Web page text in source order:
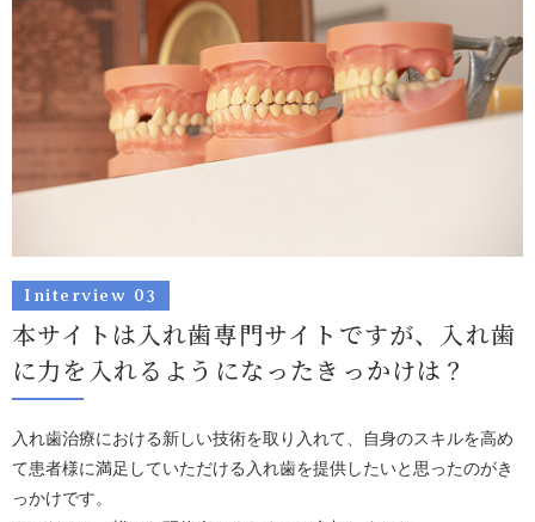
Initerview 03
本サイトは入れ歯専門サイトですが、入れ歯
に力を入れるようになったきっかけは？
入れ歯治療における新しい技術を取り入れて、自身のスキルを高め
て患者様に満足していただける入れ歯を提供したいと思ったのがき
っかけです。